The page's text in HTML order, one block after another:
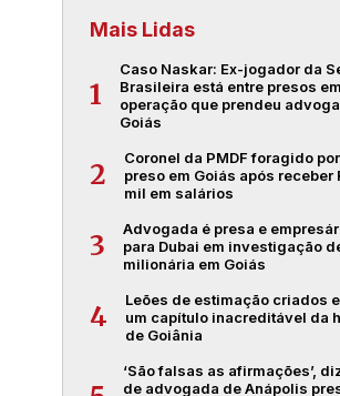
Mais Lidas
1
Caso Naskar: Ex-jogador da
Brasileira está entre presos em
operação que prendeu
Goiás
2
Coronel da PMDF foragido
preso em Goiás após receber
mil em salários
3
Advogada é presa e
para Dubai em investigação
milionária em Goiás
4
Leões de estimação criados
um capítulo inacreditável da
de Goiânia
‘São falsas as afirmações’,
de advogada de Anápolis